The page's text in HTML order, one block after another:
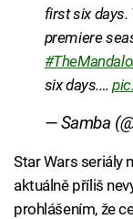
first six
premiere
six days.…
— Samba
Star Wars seriály
aktuálně příliš
prohlášením, že